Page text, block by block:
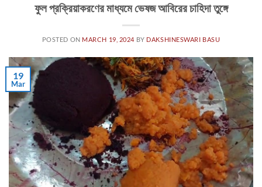
ফুল প্রক্রিয়াকরণের মাধ্যমে ভেষজ আবিরের চাহিদা তুঙ্গে
POSTED ON MARCH 19, 2024 BY DAKSHINESWARI BASU
19
Mar